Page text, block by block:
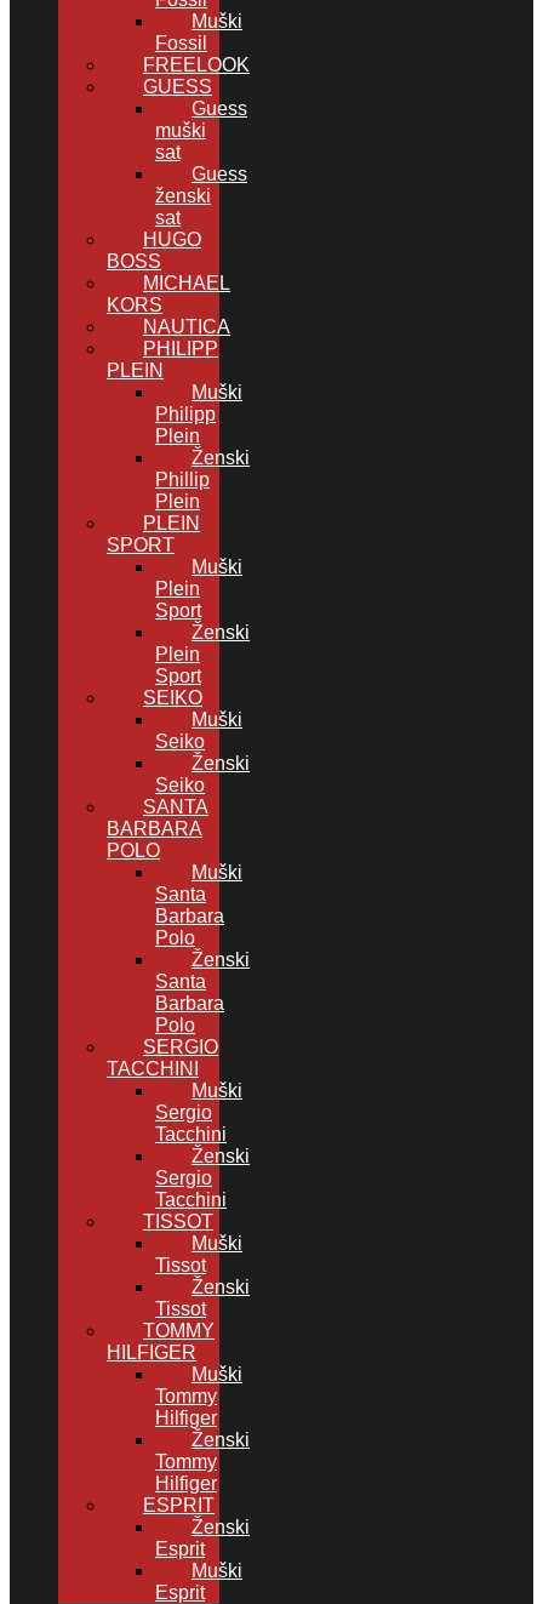
Muški
Fossil
FREELOOK
GUESS
Guess
muški
sat
Guess
ženski
sat
HUGO
BOSS
MICHAEL
KORS
NAUTICA
PHILIPP
PLEIN
Muški
Philipp
Plein
Ženski
Phillip
Plein
PLEIN
SPORT
Muški
Plein
Sport
Ženski
Plein
Sport
SEIKO
Muški
Seiko
Ženski
Seiko
SANTA
BARBARA
POLO
Muški
Santa
Barbara
Polo
Ženski
Santa
Barbara
Polo
SERGIO
TACCHINI
Muški
Sergio
Tacchini
Ženski
Sergio
Tacchini
TISSOT
Muški
Tissot
Ženski
Tissot
TOMMY
HILFIGER
Muški
Tommy
Hilfiger
Ženski
Tommy
Hilfiger
ESPRIT
Ženski
Esprit
Muški
Esprit